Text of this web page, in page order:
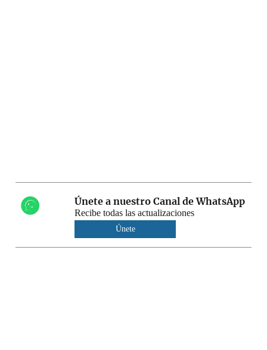
Únete a nuestro Canal de WhatsApp
Recibe todas las actualizaciones
Únete